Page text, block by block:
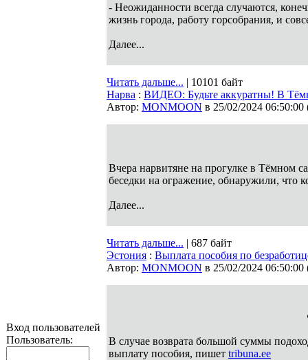
Вход пользователей
Пользователь:
- Неожиданности всегда случаются,
жизнь города, работу горсобрания, и
Далее...
Читать дальше... | 10101 байт
Нарва : ВИДЕО: Будьте аккуратны! В
Автор: MONMOON в 25/02/2024 06:50:00
Вчера нарвитяне на прогулке в Тёмном
беседки на огражение, обнаружили, что
Далее...
Читать дальше... | 687 байт
Эстония : Выплата пособия по
Автор: MONMOON в 25/02/2024 06:50:00
В случае возврата большой суммы
выплату пособия, пишет tribuna.ee